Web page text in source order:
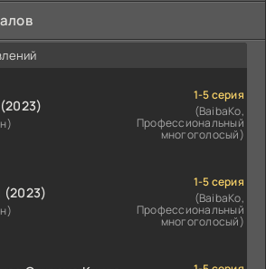
1-5 серия
(BaibaKo,
Профессиональный
многоголосый)
(2023)
1-5 серия
(BaibaKo,
Профессиональный
многоголосый)